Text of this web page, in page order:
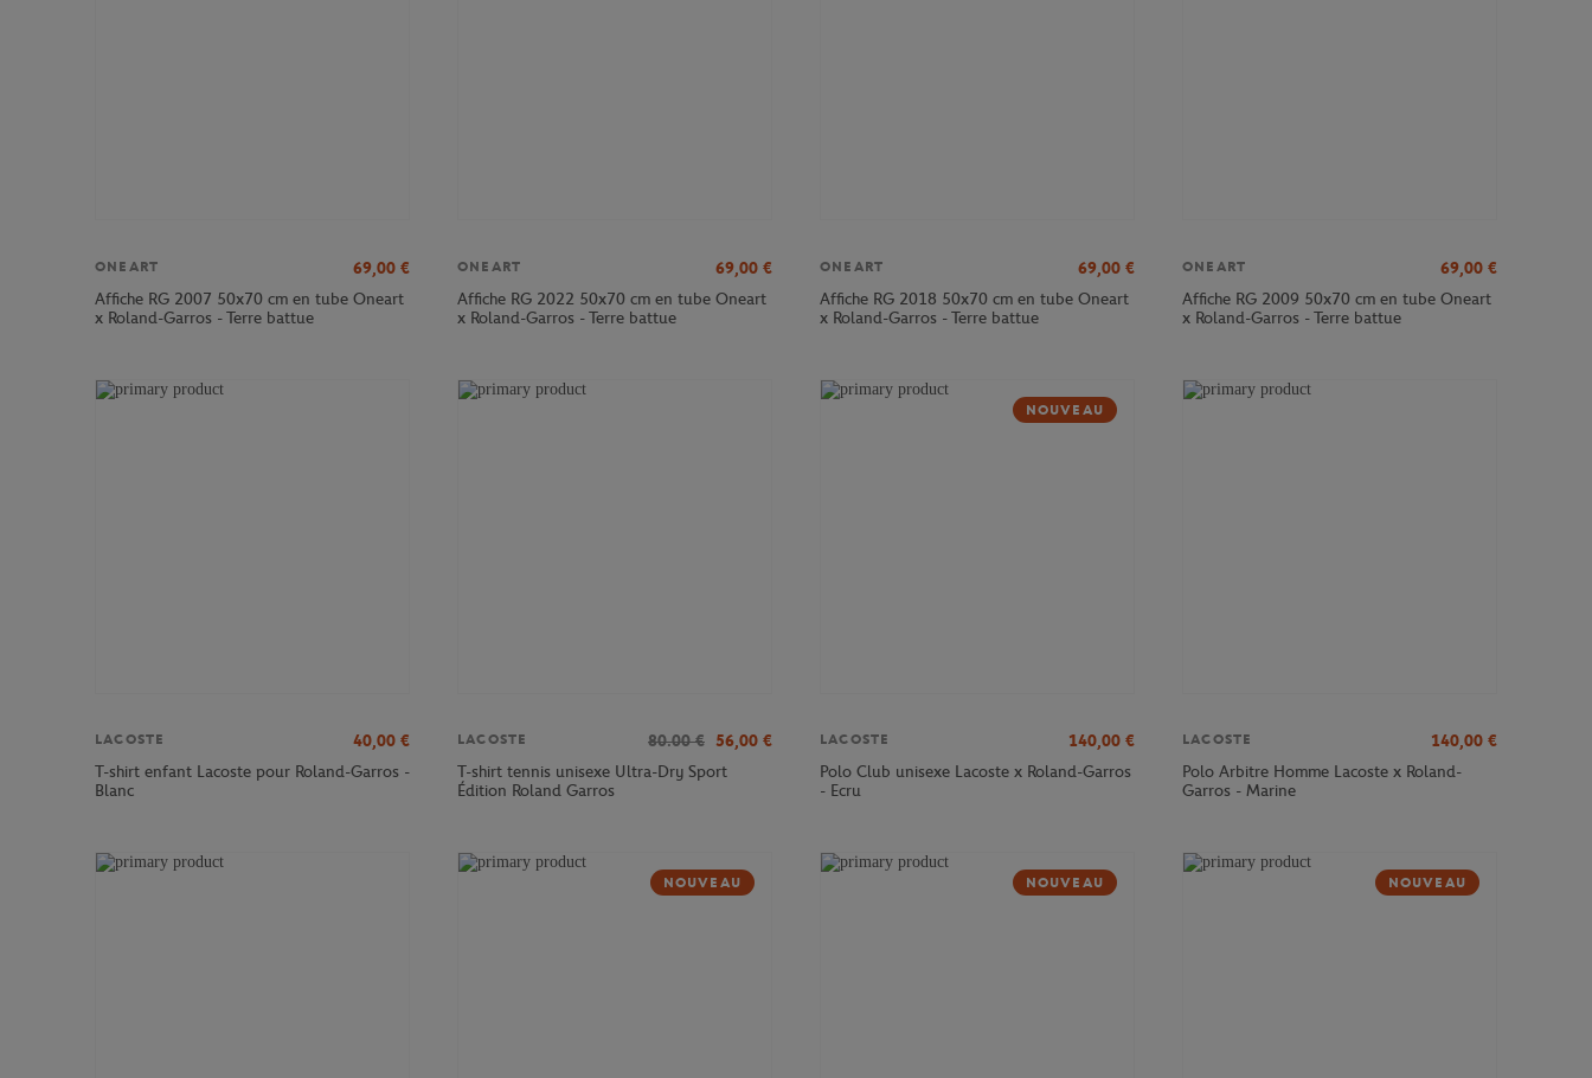
ONEART 69,00 €
Affiche RG 2007 50x70 cm en tube Oneart
x Roland-Garros - Terre battue
ONEART 69,00 €
Affiche RG 2022 50x70 cm en tube Oneart
x Roland-Garros - Terre battue
ONEART 69,00 €
Affiche RG 2018 50x70 cm en tube Oneart
x Roland-Garros - Terre battue
ONEART 69,00 €
Affiche RG 2009 50x70 cm en tube Oneart
x Roland-Garros - Terre battue
LACOSTE 40,00 €
T-shirt enfant Lacoste pour Roland-Garros -
Blanc
LACOSTE 80.00 € 56,00 €
T-shirt tennis unisexe Ultra-Dry Sport
Édition Roland Garros
NOUVEAU
LACOSTE 140,00 €
Polo Club unisexe Lacoste x Roland-Garros
- Ecru
LACOSTE 140,00 €
Polo Arbitre Homme Lacoste x Roland-
Garros - Marine
NOUVEAU NOUVEAU NOUVEAU